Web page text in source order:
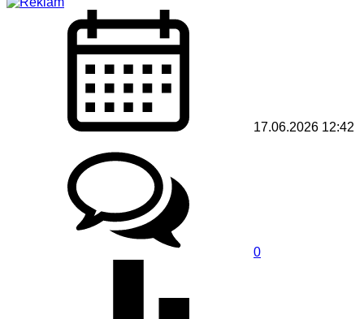
17.06.2026 12:42
0